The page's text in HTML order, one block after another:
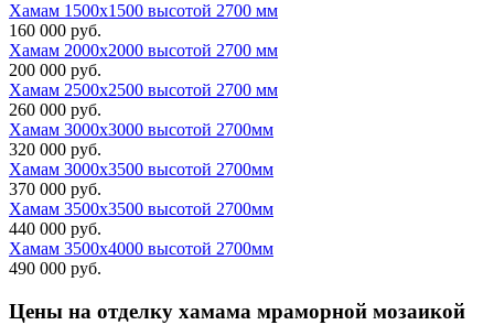
Хамам 1500х1500 высотой 2700 мм
160 000 руб.
Хамам 2000х2000 высотой 2700 мм
200 000 руб.
Хамам 2500х2500 высотой 2700 мм
260 000 руб.
Хамам 3000х3000 высотой 2700мм
320 000 руб.
Хамам 3000х3500 высотой 2700мм
370 000 руб.
Хамам 3500х3500 высотой 2700мм
440 000 руб.
Хамам 3500х4000 высотой 2700мм
490 000 руб.
Цены на отделку хамама мраморной мозаикой